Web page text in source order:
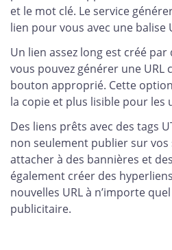
et le mot clé. Le service
lien pour vous avec une balise
Un lien assez long est créé par
vous pouvez générer une
bouton approprié. Cette
la copie et plus lisible pour les
Des liens prêts avec des tags
non seulement publier sur vos
attacher à des bannières et
également créer des
nouvelles URL à n’importe
publicitaire.